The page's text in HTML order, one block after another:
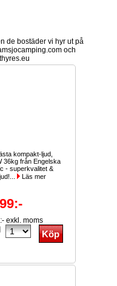
de bostäder vi hyr ut på
och
kompakt-ljud,
36kg från Engelska
- superkvalitet &
Läs mer
exkl. moms